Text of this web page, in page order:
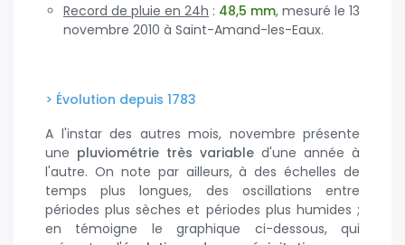
Record de pluie en 24h : 48,5 mm, mesuré le 13
novembre 2010 à Saint-Amand-les-Eaux.
> Évolution depuis 1783
A l'instar des autres mois, novembre présente
une pluviométrie très variable d'une année à
l'autre. On note par ailleurs, à des échelles de
temps plus longues, des oscillations entre
périodes plus sèches et périodes plus humides ;
en témoigne le graphique ci-dessous, qui